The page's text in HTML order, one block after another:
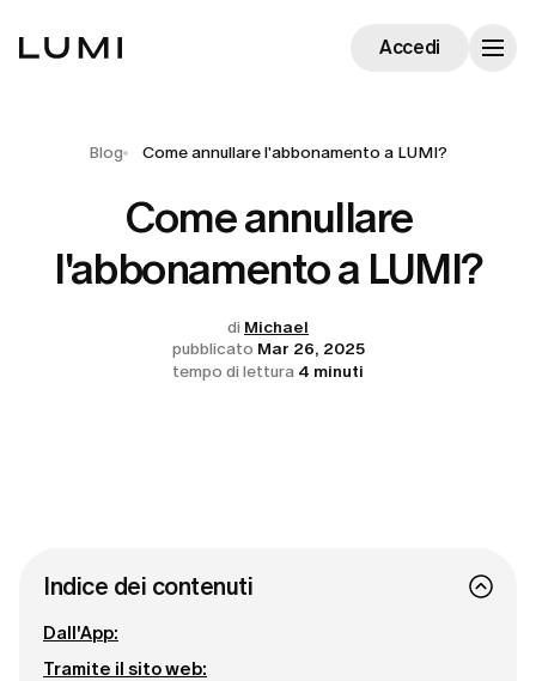
Accedi
Blog Come annullare l'abbonamento a LUMI?
Come annullare
l'abbonamento a LUMI?
di Michael
pubblicato Mar 26, 2025
tempo di lettura 4 minuti
Indice dei contenuti
Dall'App:
Tramite il sito web: